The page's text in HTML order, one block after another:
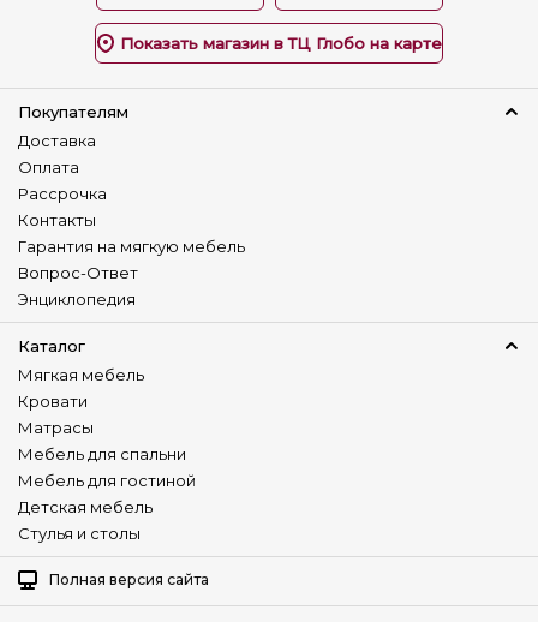
Показать магазин в ТЦ Глобо на карте
Покупателям
Доставка
Оплата
Рассрочка
Контакты
Гарантия на мягкую мебель
Вопрос-Ответ
Энциклопедия
Каталог
Мягкая мебель
Кровати
Матрасы
Мебель для спальни
Мебель для гостиной
Детская мебель
Стулья и столы
Полная версия сайта